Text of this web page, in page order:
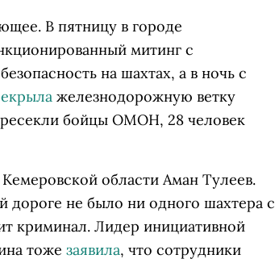
В пятницу в городе
митинг с
на шахтах, а в ночь с
железнодорожную ветку
бойцы ОМОН, 28 человек
области Аман Тулеев.
дороге не было ни одного шахтера с
криминал. Лидер инициативной
тоже заявила, что сотрудники